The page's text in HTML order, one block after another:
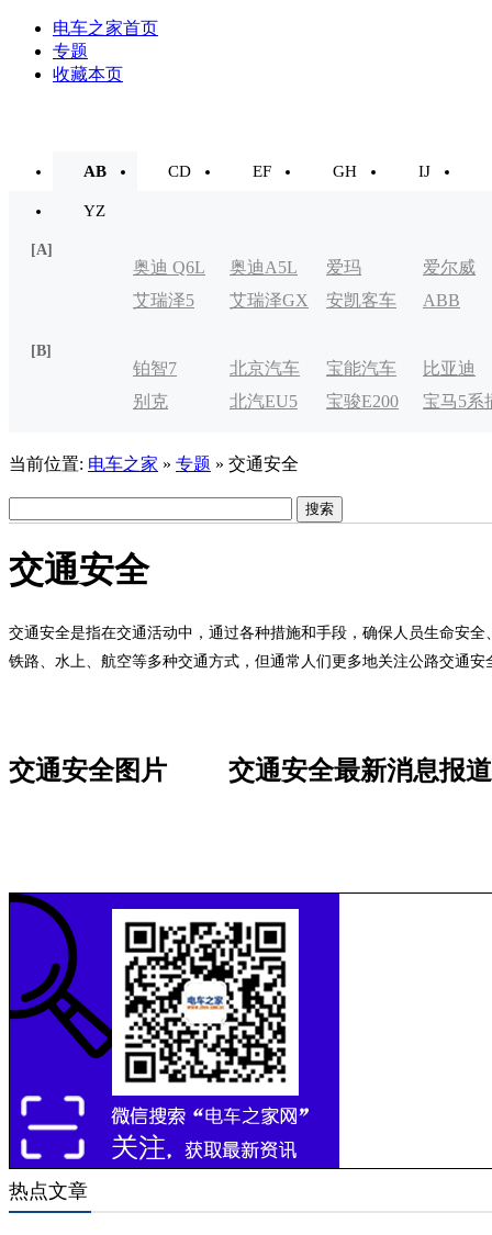
电车之家首页
专题
收藏本页
AB CD EF GH IJ
YZ
[A]
奥迪 Q6L
e-tron
奥迪A5L 爱玛
爱尔威
艾瑞泽5
艾瑞泽GX 安凯客车 ABB
[B]
铂智7 北京汽车
制造厂
宝能汽车
比亚迪
别克
北汽EU5 宝骏E200 宝马5系
当前位置: 电车之家 » 专题 » 交通安全
交通安全
交通安全是指在交通活动中，通过各种措施和手段，确保人员生命安
铁路、水上、航空等多种交通方式，但通常人们更多地关注公路交通
交通安全图片 交通安全最新消息报道
热点文章